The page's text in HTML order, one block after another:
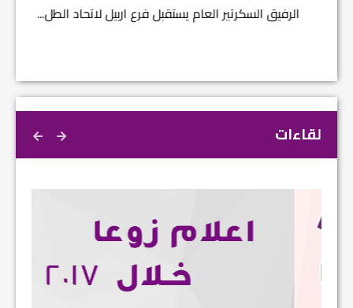
الرفيق السكرتير العام يستقبل فرع اربيل لاتحاد الطل...
لقاءات